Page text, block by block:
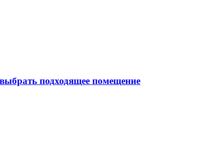
подходящее помещение